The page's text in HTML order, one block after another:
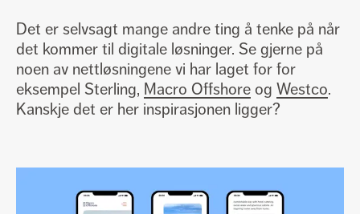
Det er selvsagt mange andre ting å tenke på når
det kommer til digitale løsninger. Se gjerne på
noen av nettløsningene vi har laget for for
eksempel Sterling, Macro Offshore og Westco.
Kanskje det er her inspirasjonen ligger?